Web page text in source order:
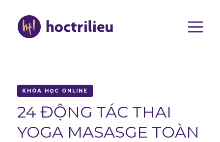
KHÓA HỌC ONLINE
24 ĐỘNG TÁC THAI
YOGA MASASGE TOÀN